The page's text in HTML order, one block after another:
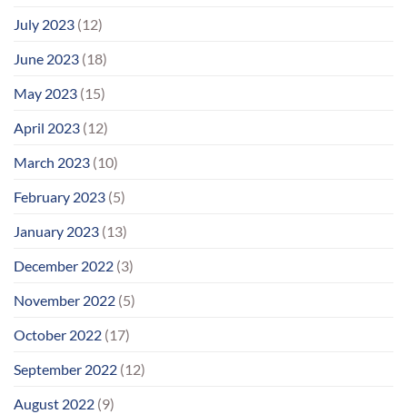
July 2023 (12)
June 2023 (18)
May 2023 (15)
April 2023 (12)
March 2023 (10)
February 2023 (5)
January 2023 (13)
December 2022 (3)
November 2022 (5)
October 2022 (17)
September 2022 (12)
August 2022 (9)